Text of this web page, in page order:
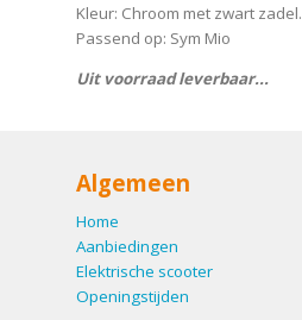
Kleur: Chroom met zwart zadel.
Passend op: Sym Mio
Uit voorraad leverbaar...
Algemeen
Home
Aanbiedingen
Elektrische scooter
Openingstijden